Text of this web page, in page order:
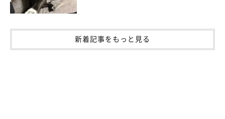
りました。
ある日、散歩に行く前にいつものようにハーネスを持つと、もち
吉はトイレトレーの上に行ったんです。ただ、このときはオシッ
新着記事をもっと見る